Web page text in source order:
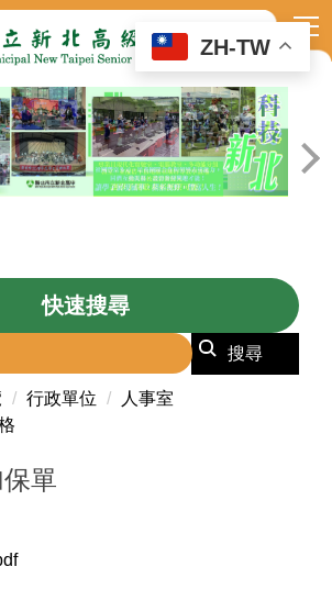
ZH-TW
快速搜尋
搜尋
行政單位
人事室
單